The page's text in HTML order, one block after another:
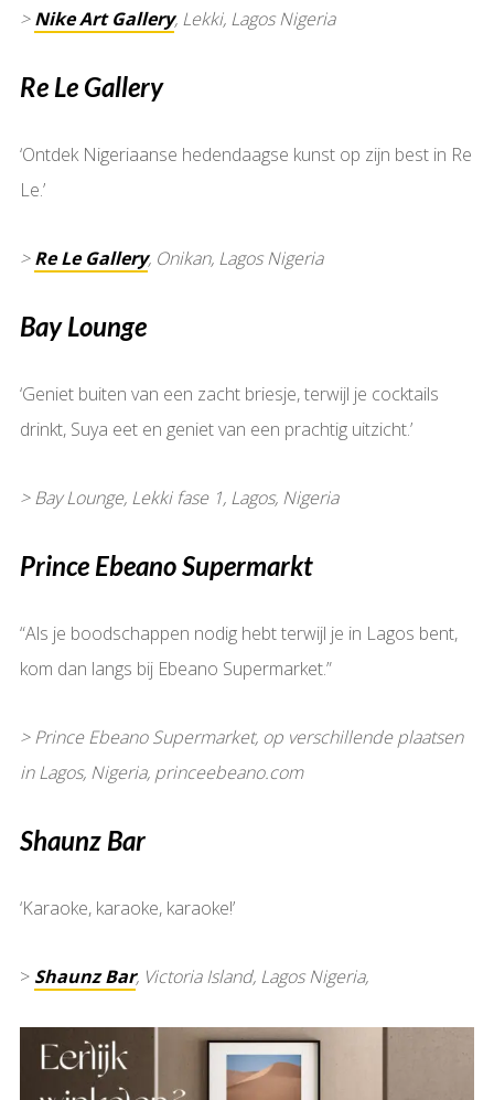
>Nike Art Gallery, Lekki, Lagos Nigeria
Re Le Gallery
‘Ontdek Nigeriaanse hedendaagse kunst op zijn best in Re
Le.’
>Re Le Gallery, Onikan, Lagos Nigeria
Bay Lounge
‘Geniet buiten van een zacht briesje, terwijl je cocktails
drinkt, Suya eet en geniet van een prachtig uitzicht.’
> Bay Lounge, Lekki fase 1, Lagos, Nigeria
Prince Ebeano Supermarkt
“Als je boodschappen nodig hebt terwijl je in Lagos bent,
kom dan langs bij Ebeano Supermarket.”
> Prince Ebeano Supermarket, op verschillende plaatsen
in Lagos, Nigeria, princeebeano.com
Shaunz Bar
‘Karaoke, karaoke, karaoke!’
> Shaunz Bar, Victoria Island, Lagos Nigeria,